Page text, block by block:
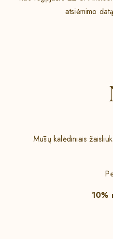
atsiėmimo
Mūsų kalėdiniais
10%